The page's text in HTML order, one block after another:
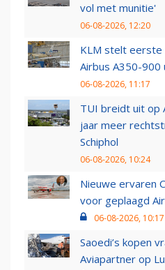
vol met munitie'
06-08-2026, 12:20
KLM stelt eerste
Airbus A350-900
06-08-2026, 11:17
TUI breidt uit op
jaar meer
Schiphol
06-08-2026, 10:24
Nieuwe ervaren
voor geplaagd
06-08-2026, 10:17
Saoedi’s kopen
Aviapartner op